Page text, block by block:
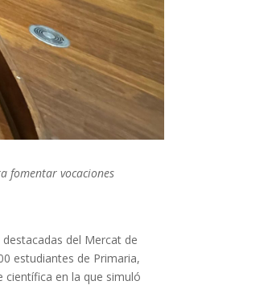
fomentar vocaciones
del Mercat de
estudiantes de Primaria,
científica en la que simuló